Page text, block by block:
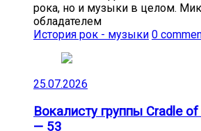
рока, но и музыки в целом.
обладателем
История рок - музыки 0
25.07.2026
Вокалисту группы Cradle
— 53